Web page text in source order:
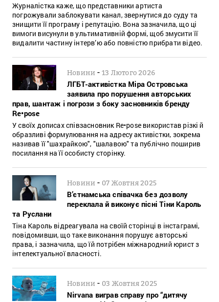
Журналістка каже, що представники артиста
погрожували заблокувати канал, звернутися до суду та
знищити її програму і репутацію. Вона зазначила, що ці
вимоги висунули в ультимативній формі, щоб змусити її
видалити частину інтерв’ю або повністю прибрати відео.
Новини -13 Лютого 2026
ЛГБТ-активістка Міра Островська
заявила про порушення авторських
прав, шантаж і погрози з боку засновників бренду
Re•pose
У своїх дописах співзасновник Re•pose використав різкі й
образливі формулювання на адресу активістки, зокрема
називав її "шахрайкою", "шалавою" та публічно поширив
посилання на її особисту сторінку.
Новини - 07 Жовтня 2025
В’єтнамська співачка без дозволу
переклала й виконує пісні Тіни Кароль
та Руслани
Тіна Кароль відреагувала на своїй сторінці в інстаграмі,
повідомивши, що таке виконання порушує авторські
права, і зазначила, що їй потрібен міжнародний юрист з
інтелектуальної власності.
Новини - 03 Жовтня 2025
Nirvana виграв справу про “дитячу